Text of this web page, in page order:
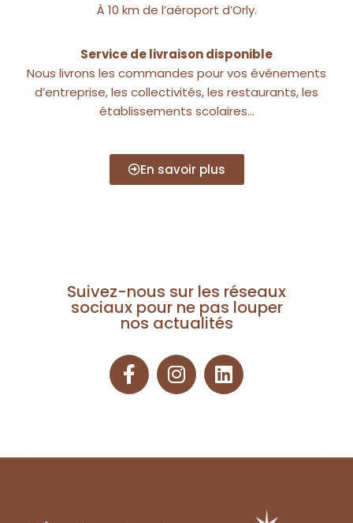
À 10 km de l’aéroport d’Orly.
Service de livraison disponible
Nous livrons les commandes pour vos événements
d’entreprise, les collectivités, les restaurants, les
établissements scolaires…
En savoir plus
Suivez-nous sur les réseaux
sociaux pour ne pas louper
nos actualités